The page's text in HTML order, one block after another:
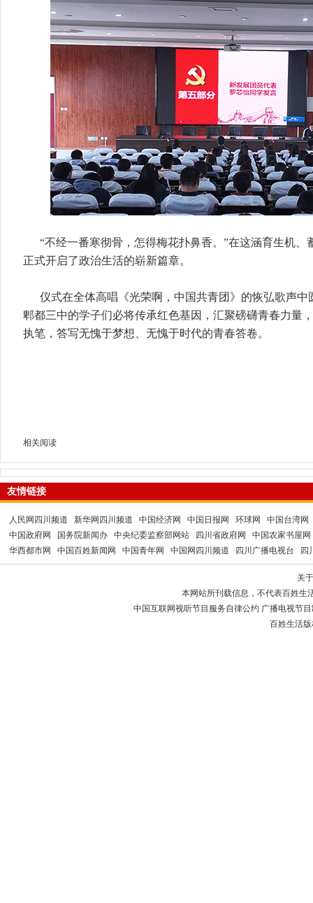
“不经一番寒彻骨，怎得梅花扑鼻香。”在这涵育生机、
正式开启了政治生活的崭新篇章。
仪式在全体高唱《光荣啊，中国共青团》的恢弘歌声
郫都三中的学子们必将传承红色基因，汇聚磅礴青春力量
执笔，答写无愧于梦想、无愧于时代的青春答卷。
相关阅读
友情链接
人民网四川频道 新华网四川频道 中国经济网 中国日报网 环球网
中国台湾网
中国政府网
国务院新闻办 中央纪委监察部网站 四川省政府网
中国农家书屋网
华西都市网
中国百姓新闻网 中国青年网 中国网四川频道 四川广播电视台 四
关
本网站所刊载信息，不代表百姓生
中国互联网视听节目服务自律公约 广播电视节
百姓生活